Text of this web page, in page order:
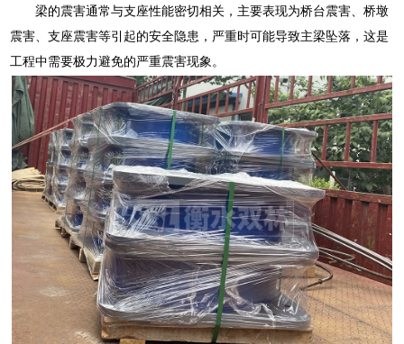
梁的震害通常与支座性能密切相关，主要表现为桥台震害、桥墩
震害、支座震害等引起的安全隐患，严重时可能导致主梁坠落，这是
工程中需要极力避免的严重震害现象。